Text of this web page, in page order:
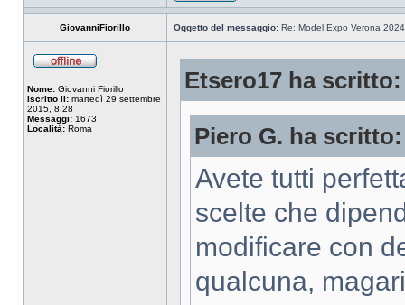
GiovanniFiorillo Oggetto del messaggio: Re: Model Expo Verona 2024
Nome: Giovanni Fiorillo
Iscritto il: martedì 29 settembre
2015, 8:28
Messaggi: 1673
Località: Roma
Etsero17 ha scritto:
Piero G. ha scritto:
Avete tutti
scelte che
modificare con
qualcuna,